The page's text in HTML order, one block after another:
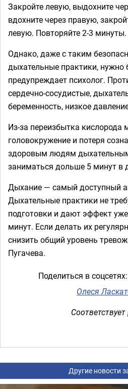
Закройте левую, выдохните
вдохните через правую,
левую. Повторяйте 2-3 минуты.
Однако, даже с таким
дыхательные практики,
предупреждает психолог.
сердечно-сосудистые,
беременность, низкое
Из-за переизбытка кислорода
головокружение и потеря
здоровым людям
заниматься дольше 5 минут в
Дыхание — самый доступный
Дыхательные практики не
подготовки и дают эффект
минут. Если делать их
снизить общий уровень
Пугачева.
Поделиться в соцсетях:
Олеся
Соответствует
Другие новости